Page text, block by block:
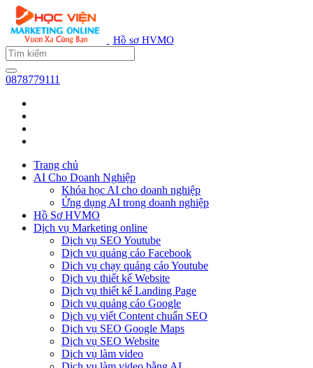
Hồ sơ HVMO
0878779111
Trang chủ
AI Cho Doanh Nghiệp
Khóa học AI cho doanh nghiệp
Ứng dụng AI trong doanh nghiệp
Hồ Sơ HVMO
Dịch vụ Marketing online
Dịch vụ SEO Youtube
Dịch vụ quảng cáo Facebook
Dịch vụ chạy quảng cáo Youtube
Dịch vụ thiết kế Website
Dịch vụ thiết kế Landing Page
Dịch vụ quảng cáo Google
Dịch vụ viết Content chuẩn SEO
Dịch vụ SEO Google Maps
Dịch vụ SEO Website
Dịch vụ làm video